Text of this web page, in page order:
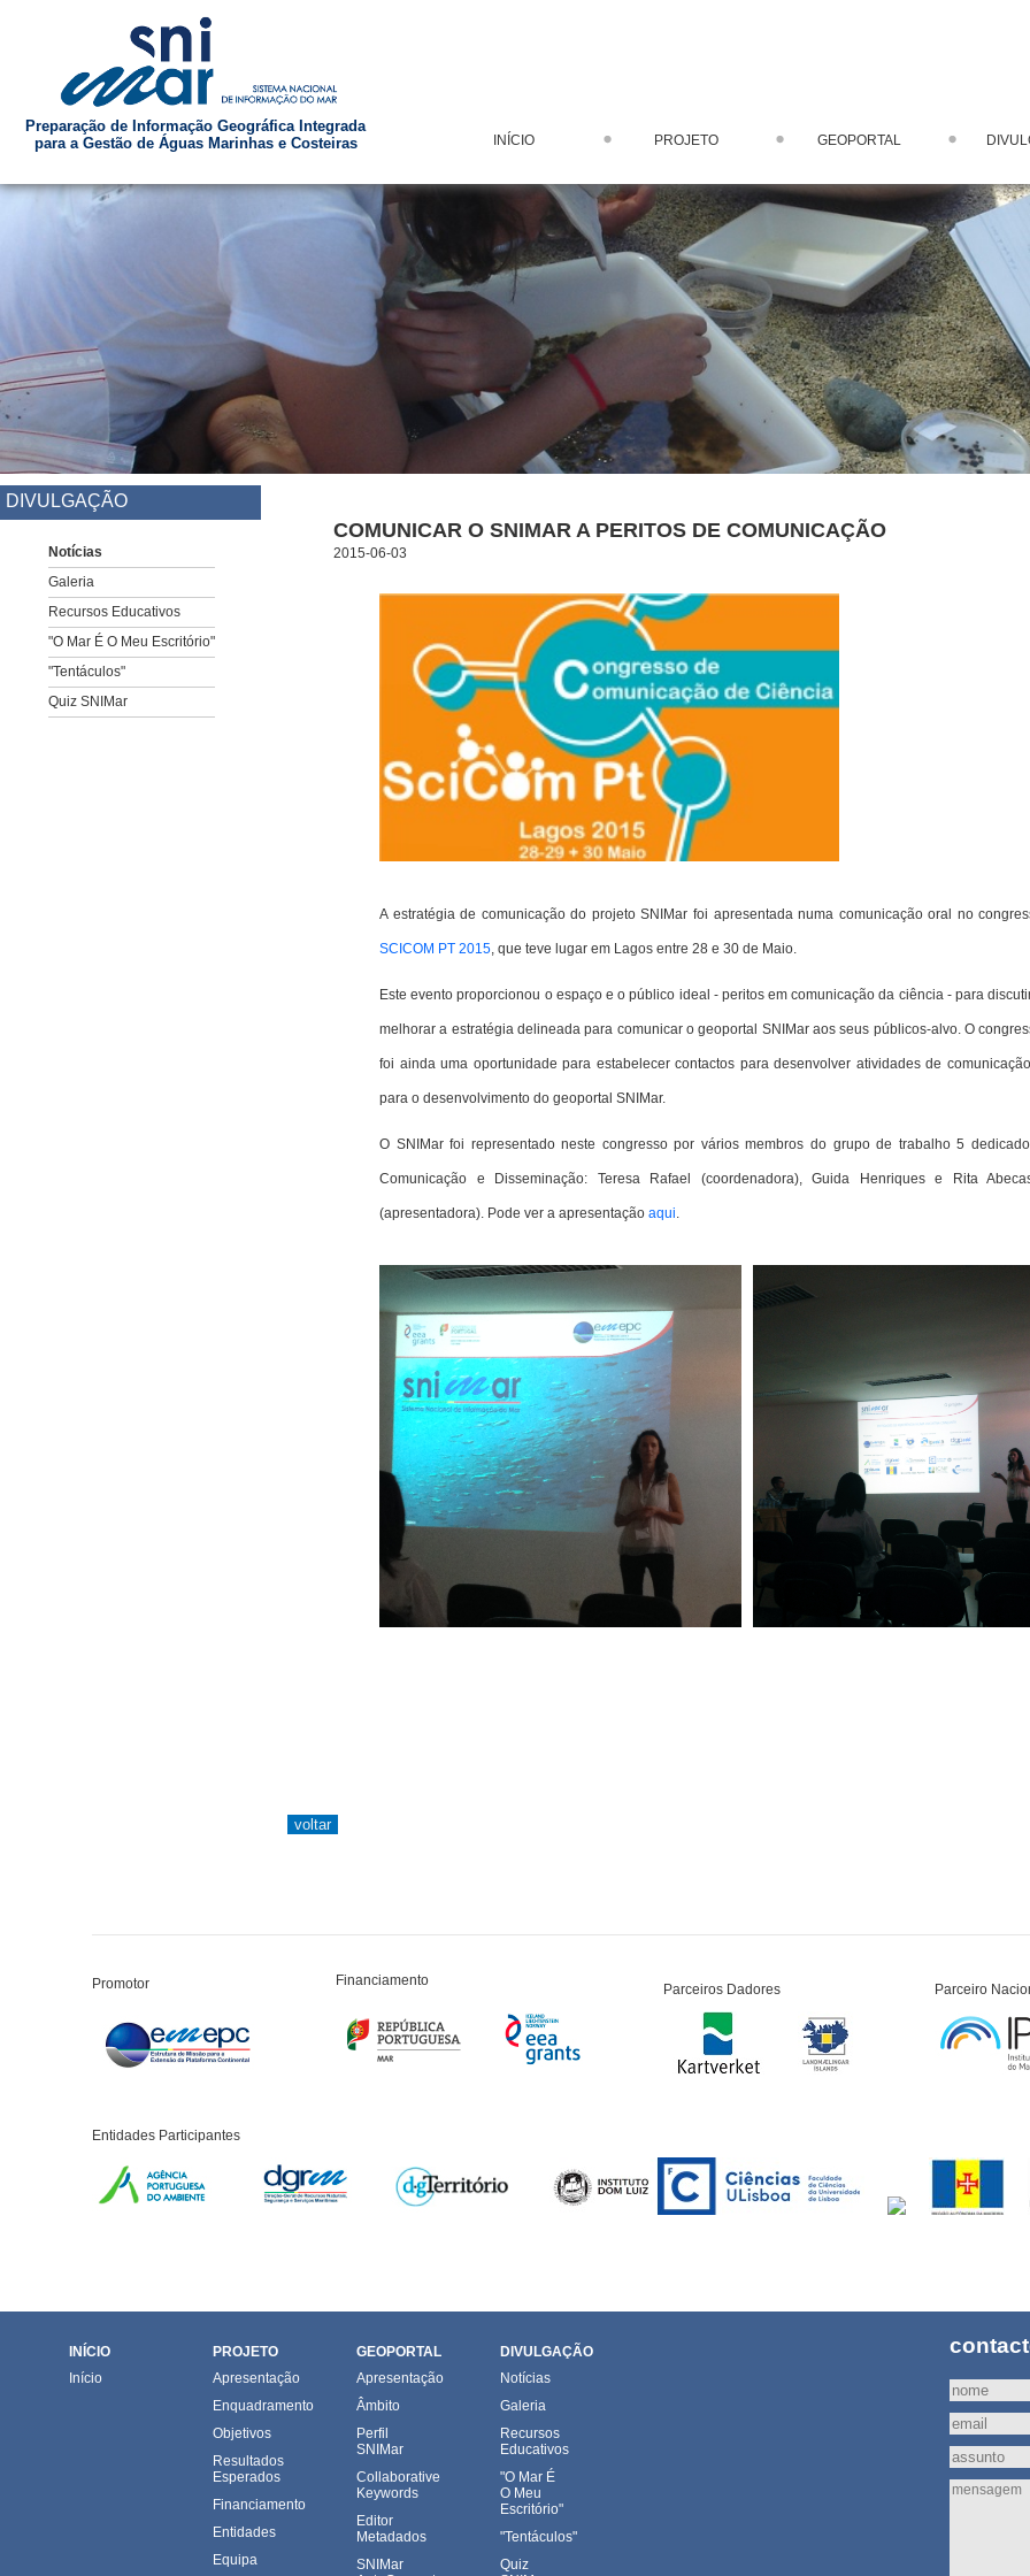
Preparação de Informação Geográfica Integrada
para a Gestão de Águas Marinhas e Costeiras
INÍCIO PROJETO GEOPORTAL
DIVULGAÇÃO
Notícias
Galeria
Recursos Educativos
"O Mar É O Meu Escritório"
"Tentáculos"
Quiz SNIMar
COMUNICAR O SNIMAR A PERITOS DE COMUNICAÇÃO
2015-06-03
A estratégia de comunicação do projeto SNIMar foi apresentada numa comunicação oral no
SCICOM PT 2015, que teve lugar em Lagos entre 28 e 30 de Maio.
Este evento proporcionou o espaço e o público ideal - peritos em comunicação da ciência - para
melhorar a estratégia delineada para comunicar o geoportal SNIMar aos seus públicos-alvo. O
foi ainda uma oportunidade para estabelecer contactos para desenvolver atividades de
para o desenvolvimento do geoportal SNIMar.
O SNIMar foi representado neste congresso por vários membros do grupo de trabalho 5
Comunicação e Disseminação: Teresa Rafael (coordenadora), Guida Henriques e Rita
(apresentadora). Pode ver a apresentação aqui.
Promotor Financiamento
Parceiros Dadores Parceiro
Entidades Participantes
INÍCIO
Início
PROJETO
Apresentação
Enquadramento
Objetivos
Resultados
Esperados
Financiamento
Entidades
Equipa
GEOPORTAL
Apresentação
Âmbito
Perfil
SNIMar
Collaborative
Keywords
Editor
Metadados
SNIMar
DIVULGAÇÃO
Notícias
Galeria
Recursos
Educativos
"O Mar É
O Meu
Escritório"
"Tentáculos"
Quiz